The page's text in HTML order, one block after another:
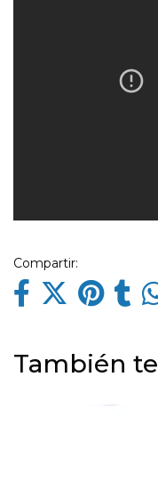
Compartir:
También